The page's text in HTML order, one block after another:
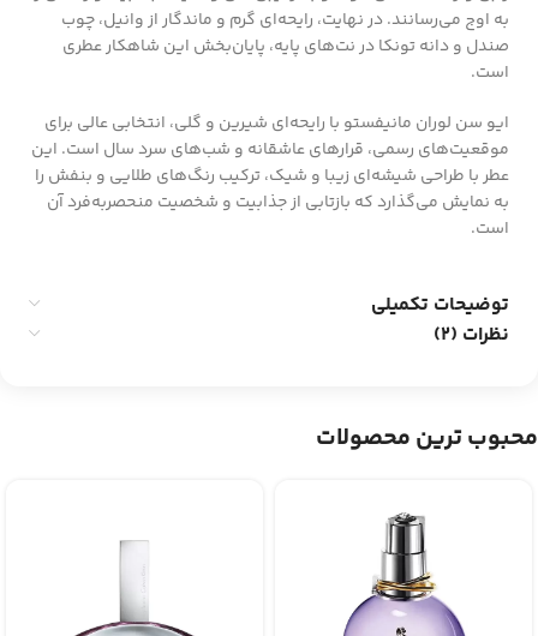
به اوج می‌رسانند. در نهایت، رایحه‌ای گرم و ماندگار از وانیل، چوب
صندل و دانه تونکا در نت‌های پایه، پایان‌بخش این شاهکار عطری
است.
ایو سن لوران مانیفستو با رایحه‌ای شیرین و گلی، انتخابی عالی برای
موقعیت‌های رسمی، قرارهای عاشقانه و شب‌های سرد سال است. این
عطر با طراحی شیشه‌ای زیبا و شیک، ترکیب رنگ‌های طلایی و بنفش را
به نمایش می‌گذارد که بازتابی از جذابیت و شخصیت منحصربه‌فرد آن
است.
توضیحات تکمیلی
نظرات (2)
محبوب ترین محصولات